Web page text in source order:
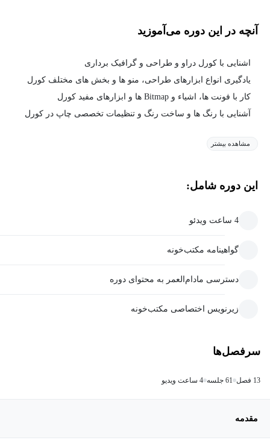
آنچه در این دوره می‌آموزید
اشنایی با کورل دراو و طراحی و گرافیک برداری
یادگیری انواع ابزارهای طراحی، منو ها و بخش های مختلف کورل
کار با فونت ها، اشیاء و Bitmap ها و ابزارهای مفید کورل
آشنایی با رنگ ها و ساخت رنگ و تنظیمات تخصصی چاپ در کورل
مشاهده بیشتر
این دوره شامل:
4 ساعت ویدئو
گواهینامه مکتب‌خونه
دسترسی مادام‌العمر به محتوای دوره
زیرنویس اختصاصی مکتب‌خونه
سرفصل‌ها
13 فصل 61 جلسه 4 ساعت ویدیو
مقدمه